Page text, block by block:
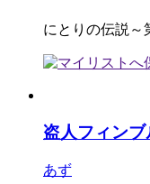
にとりの伝説～
盗人フィンブ
あず